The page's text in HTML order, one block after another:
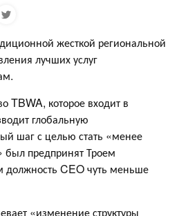
жесткой региональной
лучших услуг
TBWA, которое входит в
глобальную
шаг с целью стать «менее
предпринят Троем
CEO чуть меньше
«изменение структуры